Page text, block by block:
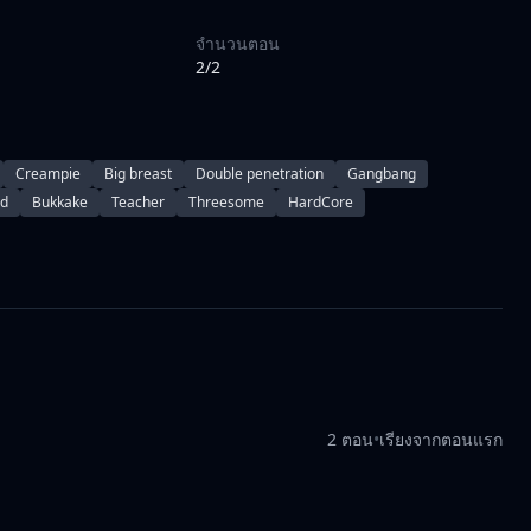
จำนวนตอน
2/2
Creampie Big breast Double penetration
Gangbang
Bukkake Teacher Threesome HardCore
2 ตอน•เรียงจากตอนแรก